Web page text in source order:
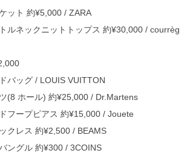
ット 約¥5,000 / ZARA
ルネックニットトップス 約¥30,000 / courrèg
バッグ / LOUIS VUITTON
(8 ホール) 約¥25,000 / Dr.Martens
フープピアス 約¥15,000 / Jouete
クレス 約¥2,500 / BEAMS
ングル 約¥300 / 3COINS